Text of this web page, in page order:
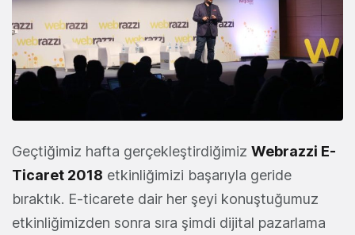
Geçtiğimiz hafta gerçekleştirdiğimiz Webrazzi E-
Ticaret 2018 etkinliğimizi başarıyla geride
bıraktık. E-ticarete dair her şeyi konuştuğumuz
etkinliğimizden sonra sıra şimdi dijital pazarlama